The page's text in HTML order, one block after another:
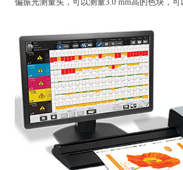
偏振光测量头，可以测量3.0 mm高的色块，